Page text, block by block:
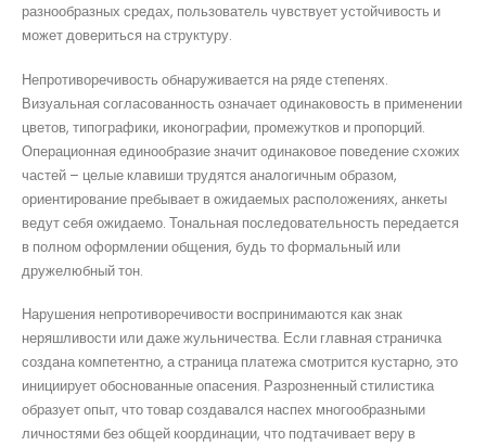
разнообразных средах, пользователь чувствует устойчивость и
может довериться на структуру.
Непротиворечивость обнаруживается на ряде степенях.
Визуальная согласованность означает одинаковость в применении
цветов, типографики, иконографии, промежутков и пропорций.
Операционная единообразие значит одинаковое поведение схожих
частей – целые клавиши трудятся аналогичным образом,
ориентирование пребывает в ожидаемых расположениях, анкеты
ведут себя ожидаемо. Тональная последовательность передается
в полном оформлении общения, будь то формальный или
дружелюбный тон.
Нарушения непротиворечивости воспринимаются как знак
неряшливости или даже жульничества. Если главная страничка
создана компетентно, а страница платежа смотрится кустарно, это
инициирует обоснованные опасения. Разрозненный стилистика
образует опыт, что товар создавался наспех многообразными
личностями без общей координации, что подтачивает веру в